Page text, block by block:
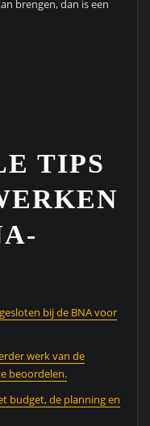
brengen, dan is een
TIPS
bij de BNA voor
werk van de
beoordelen.
budget, de planning en